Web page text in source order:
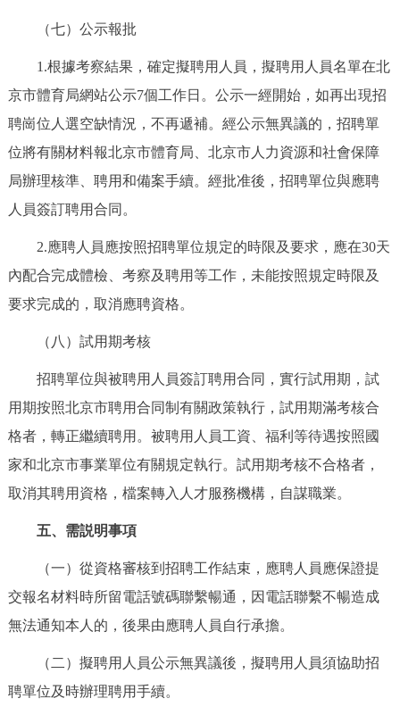
（七）公示報批
1.根據考察結果，確定擬聘用人員，擬聘用人員名單在北
京市體育局網站公示7個工作日。公示一經開始，如再出現招
聘崗位人選空缺情況，不再遞補。經公示無異議的，招聘單
位將有關材料報北京市體育局、北京市人力資源和社會保障
局辦理核準、聘用和備案手續。經批准後，招聘單位與應聘
人員簽訂聘用合同。
2.應聘人員應按照招聘單位規定的時限及要求，應在30天
內配合完成體檢、考察及聘用等工作，未能按照規定時限及
要求完成的，取消應聘資格。
（八）試用期考核
招聘單位與被聘用人員簽訂聘用合同，實行試用期，試
用期按照北京市聘用合同制有關政策執行，試用期滿考核合
格者，轉正繼續聘用。被聘用人員工資、福利等待遇按照國
家和北京市事業單位有關規定執行。試用期考核不合格者，
取消其聘用資格，檔案轉入人才服務機構，自謀職業。
五、需説明事項
（一）從資格審核到招聘工作結束，應聘人員應保證提
交報名材料時所留電話號碼聯繫暢通，因電話聯繫不暢造成
無法通知本人的，後果由應聘人員自行承擔。
（二）擬聘用人員公示無異議後，擬聘用人員須協助招
聘單位及時辦理聘用手續。